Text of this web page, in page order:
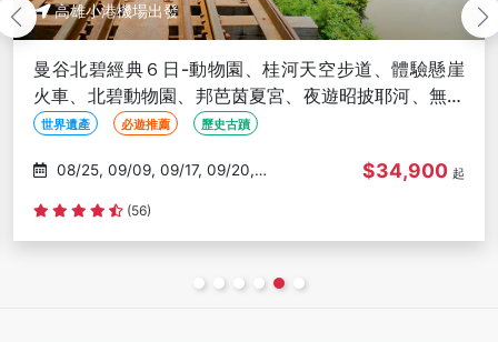
驗懸崖
、無購
起
高雄小港機場出發
泰國大城6日-大城動物園、長頸鹿有約、長尾
水、古米船漫遊大城河、泰服體驗、海景下午
指壓【泰航】-高雄出發
歷史古蹟 親子旅遊
09/05, 09/09, 09/18, 09/30,